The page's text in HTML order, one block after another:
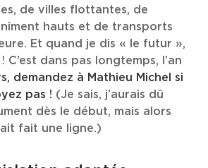
de villes flottantes, de
hauts et de transports
Et quand je dis « le futur »,
C’est dans pas longtemps, l’an
demandez à Mathieu Michel si
pas ! (Je sais, j’aurais dû
dès le début, mais alors
fait une ligne.)